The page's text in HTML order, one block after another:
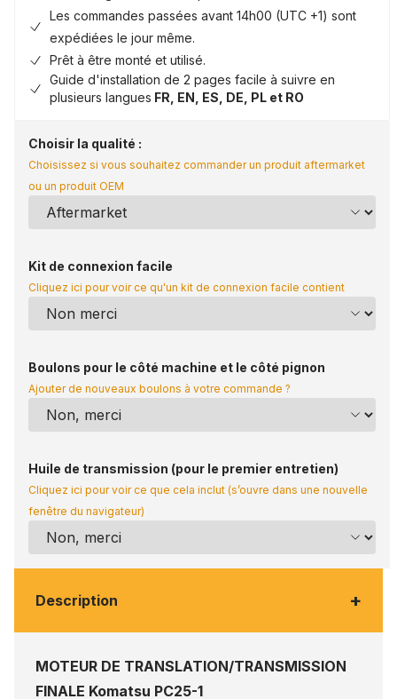
Les commandes passées avant 14h00 (UTC +1) sont
expédiées le jour même.
Prêt à être monté et utilisé.
Guide d'installation de 2 pages facile à suivre en
plusieurs langues FR, EN, ES, DE, PL et RO
Choisir la qualité :
Choisissez si vous souhaitez commander un produit aftermarket
ou un produit OEM
Kit de connexion facile
Cliquez ici pour voir ce qu'un kit de connexion facile contient
Boulons pour le côté machine et le côté pignon
Ajouter de nouveaux boulons à votre commande ?
Huile de transmission (pour le premier entretien)
Cliquez ici pour voir ce que cela inclut (s’ouvre dans une nouvelle
fenêtre du navigateur)
Description +
MOTEUR DE TRANSLATION/TRANSMISSION
FINALE Komatsu PC25-1